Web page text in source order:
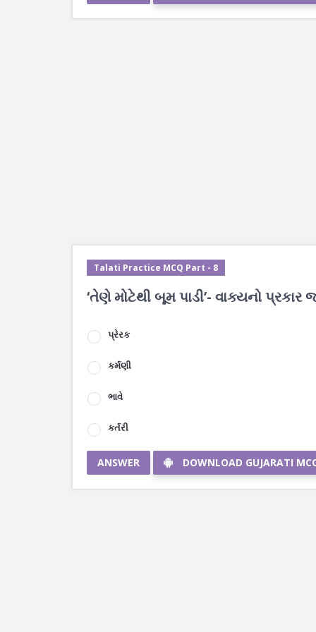
Talati Practice MCQ Part - 8
‘તેણે મોટેથી બૂમ પાડી’- વાક્યનો પ્રકાર
પ્રેરક
કર્મણી
ભાવે
કર્તરી
ANSWER DOWNLOAD GUJARATI